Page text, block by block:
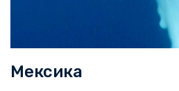
Мексика